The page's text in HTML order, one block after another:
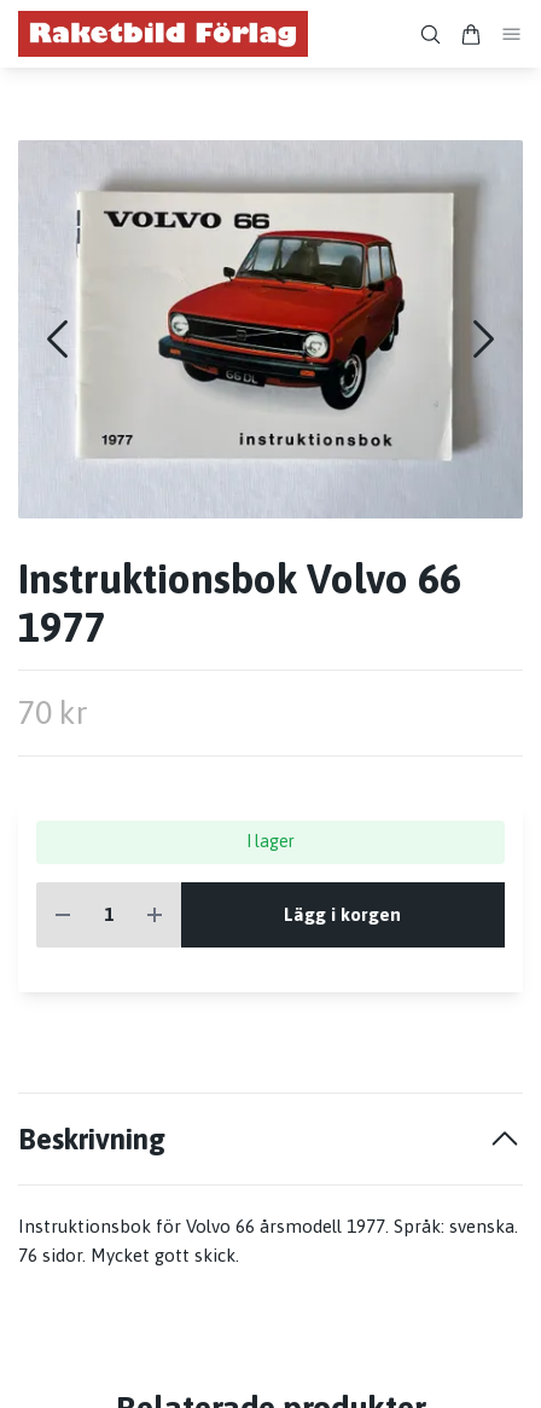
Instruktionsbok Volvo 66
1977
70 kr
I lager
Lägg i korgen
Beskrivning
Instruktionsbok för Volvo 66 årsmodell 1977. Språk: svenska.
76 sidor. Mycket gott skick.